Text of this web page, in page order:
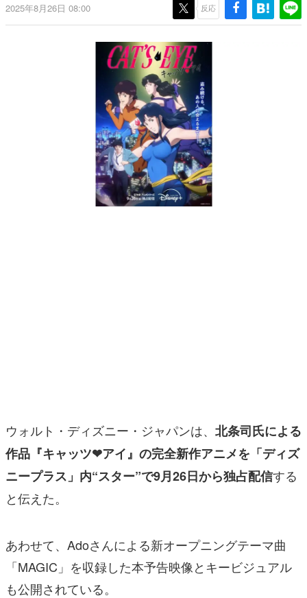
ゲーム世代の作家たち
ゲームに多大な影響を受けた作家さんに取材し、ゲームが
日本モバイルゲーム産業史
日本のモバイルゲーム史における主要なトピック・タイト
ルを網羅するほか、開発者へのインタビューや識者による
解説を掲載。約20年の歴史が一望できる決定版！
若ゲのいたり〜ゲームクリエイターの青春〜
『うつヌケ』『ペンと箸』等で知られるマンガ家・田中圭
一先生によるゲーム業界レポートマンガです。
なんでゲームは面白い？
ゲーム開発者・hamatsu氏がゲームの魅力を画面や操作の
具体的な形から解き明かしていく、硬派で骨太な評論連載
その他
電ファミニコゲーマーとは？
運営：株式会社マレ
2025年8月26日 08:00 反応
ウォルト・ディズニー・ジャパンは、 北条司氏による
作品『キャッツ❤アイ』の完全新作アニメを「ディズ
ニープラス」内“スター”で9⽉26⽇から独占配信する
と伝えた。
あわせて、Adoさんによる新オープニングテーマ曲
「MAGIC」を収録した本予告映像とキービジュアル
も公開されている。